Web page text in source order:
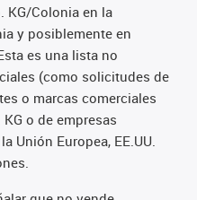
KG/Colonia en la
y posiblemente en
es una lista no
(como solicitudes de
o marcas comerciales
o de empresas
Unión Europea, EE.UU.